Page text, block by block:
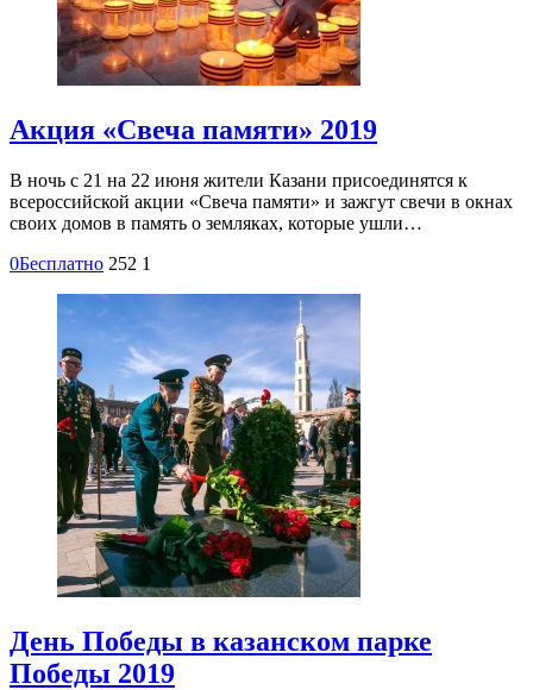
Акция «Свеча памяти» 2019
В ночь с 21 на 22 июня жители Казани присоединятся к
всероссийской акции «Свеча памяти» и зажгут свечи в окнах
своих домов в память о земляках, которые ушли…
0Бесплатно 252 1
День Победы в казанском парке
Победы 2019